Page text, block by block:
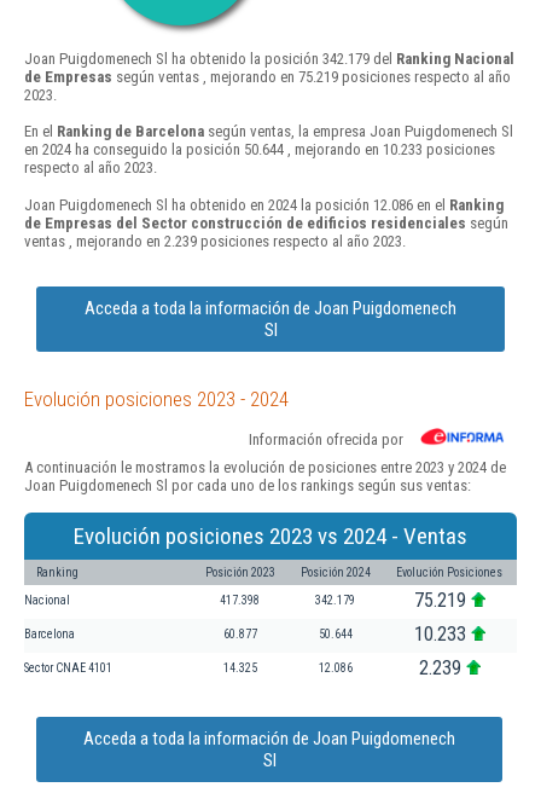
Joan Puigdomenech Sl ha obtenido la posición 342.179 del Ranking Nacional
de Empresas según ventas , mejorando en 75.219 posiciones respecto al año
2023.
En el Ranking de Barcelona según ventas, la empresa Joan Puigdomenech Sl
en 2024 ha conseguido la posición 50.644 , mejorando en 10.233 posiciones
respecto al año 2023.
Joan Puigdomenech Sl ha obtenido en 2024 la posición 12.086 en el Ranking
de Empresas del Sector construcción de edificios residenciales según
ventas , mejorando en 2.239 posiciones respecto al año 2023.
Acceda a toda la información de Joan Puigdomenech
Sl
Evolución posiciones 2023 - 2024
Información ofrecida por
A continuación le mostramos la evolución de posiciones entre 2023 y 2024 de
Joan Puigdomenech Sl por cada uno de los rankings según sus ventas:
Evolución posiciones 2023 vs 2024 - Ventas
Ranking Posición 2023 Posición 2024 Evolución Posiciones
Nacional 417.398 342.179 75.219
Barcelona 60.877 50.644 10.233
Sector CNAE 4101 14.325 12.086 2.239
Acceda a toda la información de Joan Puigdomenech
Sl